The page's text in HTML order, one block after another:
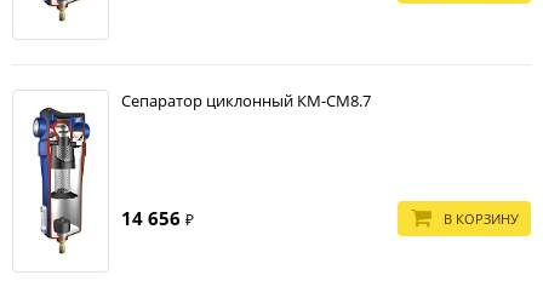
Сепаратор циклонный КМ-СМ8.7
14 656 ₽ В КОРЗИНУ